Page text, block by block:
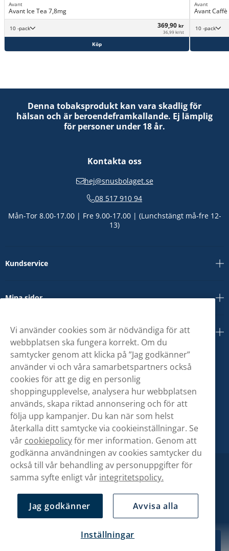
369,90 kr
Avant
Avant Ice Tea 7,8mg
10 -pack 369,90 kr
36,99 kr/st
Köp
Avant
Avant
10 -pack
Denna tobaksprodukt kan vara skadlig för
hälsan och är beroendeframkallande. Ej lämplig
för personer under 18 år.
Kontakta oss
hej@snusbolaget.se
08 517 910 94
Mån-Tor 8.00-17.00 | Fre 9.00-17.00 | (Lunchstängt må-fre 12-
13)
Kundservice
Mina sidor
Om oss
Vi använder cookies som är nödvändiga för att
webbplatsen ska fungera korrekt. Om du
samtycker genom att klicka på ”Jag godkänner”
använder vi och våra samarbetspartners också
cookies för att ge dig en personlig
shoppingupplevelse, analysera hur webbplatsen
används, skapa riktad annonsering och för att
följa upp kampanjer. Du kan när som helst
återkalla ditt samtycke via cookieinställningar. Se
vår cookiepolicyför mer information. Genom att
godkänna användningen av cookies samtycker du
också till vår behandling av personuppgifter för
samma syfte enligt vår integritetspolicy.
Jag godkänner Avvisa alla
Inställningar